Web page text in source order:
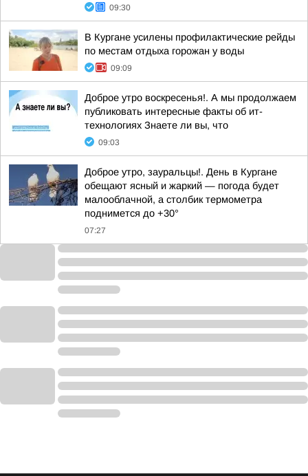
09:30
В Кургане усилены профилактические рейды
по местам отдыха горожан у воды
09:09
Доброе утро воскресенья!. А мы продолжаем
публиковать интересные факты об ит-
технологиях Знаете ли вы, что
09:03
Доброе утро, зауральцы!. День в Кургане
обещают ясный и жаркий — погода будет
малооблачной, а столбик термометра
поднимется до +30°
07:27